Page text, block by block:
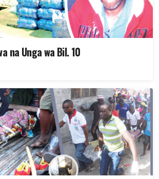
na Unga wa Bil. 10